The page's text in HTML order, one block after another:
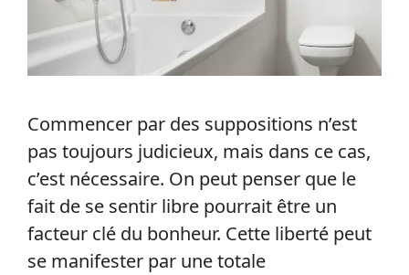
Commencer par des suppositions n’est
pas toujours judicieux, mais dans ce cas,
c’est nécessaire. On peut penser que le
fait de se sentir libre pourrait être un
facteur clé du bonheur. Cette liberté peut
se manifester par une totale